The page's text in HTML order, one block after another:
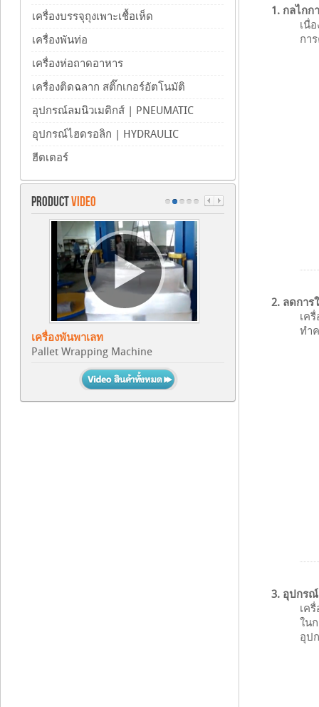
1. กลไกก
เนื่
กา
2. ลดการ
เค
ทำ
3. อุปกร
เค
ใน
อุป
เครื่องบรรจุถุงเพาะเชื้อเห็ด
เครื่องพันท่อ
เครื่องห่อถาดอาหาร
เครื่องติดฉลาก สติ๊กเกอร์อัตโนมัติ
อุปกรณ์ลมนิวเมติกส์ | PNEUMATIC
อุปกรณ์ไฮดรอลิก | HYDRAULIC
ฮีตเตอร์
PRODUCTVIDEO
เครื่องพันพาเลท
Pallet Wrapping Machine